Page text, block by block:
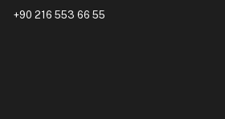
+90 216 553 66 55